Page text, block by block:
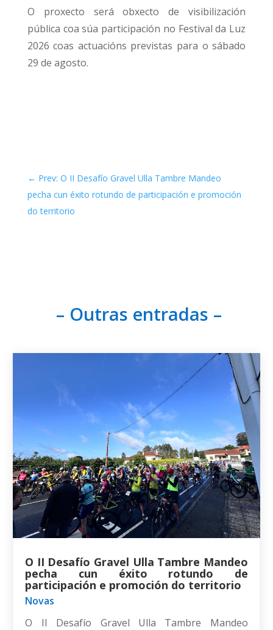
O proxecto será obxecto de visibilización
pública coa súa participación no Festival da Luz
2026 coas actuacións previstas para o sábado
29 de agosto.
← Prev: O II Desafío Gravel Ulla Tambre Mandeo
pecha cun éxito rotundo de participación e promoción
do territorio
– Outras entradas –
O II Desafío Gravel Ulla Tambre Mandeo
pecha cun éxito rotundo de
participación e promoción do territorio
Novas
O II Desafío Gravel Ulla Tambre Mandeo